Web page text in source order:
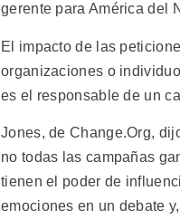
gerente para América del
El impacto de las
organizaciones o
es el responsable de un
Jones, de Change.Org,
no todas las campañas
tienen el poder de
emociones en un debate